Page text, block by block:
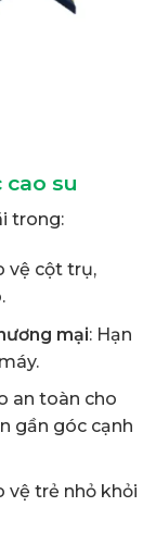
su
trong:
vệ cột trụ,
mại: Hạn
an toàn cho
gần góc cạnh
vệ trẻ nhỏ khỏi